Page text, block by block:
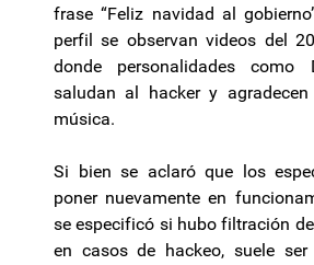
frase “Feliz navidad al
perfil se observan videos del
donde personalidades como
saludan al hacker y
música.
Si bien se aclaró que los
poner nuevamente en
se especificó si hubo filtración
en casos de hackeo, suele ser